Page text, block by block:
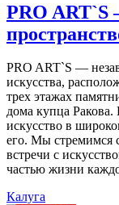
PRO ART`S
PRO ART`S —
искусства,
трех этажах
дома купца Ракова.
искусство в
его. Мы стремимся
встречи с
частью жизни
Калуга